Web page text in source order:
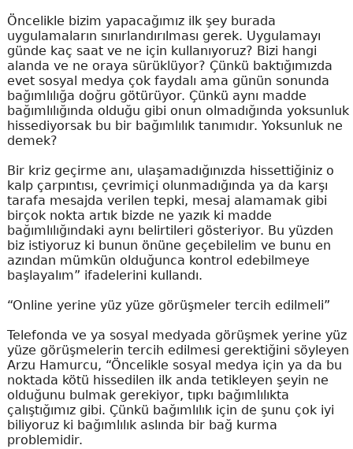
Öncelikle bizim yapacağımız ilk şey burada
uygulamaların sınırlandırılması gerek. Uygulamayı
günde kaç saat ve ne için kullanıyoruz? Bizi hangi
alanda ve ne oraya sürüklüyor? Çünkü baktığımızda
evet sosyal medya çok faydalı ama günün sonunda
bağımlılığa doğru götürüyor. Çünkü aynı madde
bağımlılığında olduğu gibi onun olmadığında yoksunluk
hissediyorsak bu bir bağımlılık tanımıdır. Yoksunluk ne
demek?
Bir kriz geçirme anı, ulaşamadığınızda hissettiğiniz o
kalp çarpıntısı, çevrimiçi olunmadığında ya da karşı
tarafa mesajda verilen tepki, mesaj alamamak gibi
birçok nokta artık bizde ne yazık ki madde
bağımlılığındaki aynı belirtileri gösteriyor. Bu yüzden
biz istiyoruz ki bunun önüne geçebilelim ve bunu en
azından mümkün olduğunca kontrol edebilmeye
başlayalım” ifadelerini kullandı.
“Online yerine yüz yüze görüşmeler tercih edilmeli”
Telefonda ve ya sosyal medyada görüşmek yerine yüz
yüze görüşmelerin tercih edilmesi gerektiğini söyleyen
Arzu Hamurcu, “Öncelikle sosyal medya için ya da bu
noktada kötü hissedilen ilk anda tetikleyen şeyin ne
olduğunu bulmak gerekiyor, tıpkı bağımlılıkta
çalıştığımız gibi. Çünkü bağımlılık için de şunu çok iyi
biliyoruz ki bağımlılık aslında bir bağ kurma
problemidir.